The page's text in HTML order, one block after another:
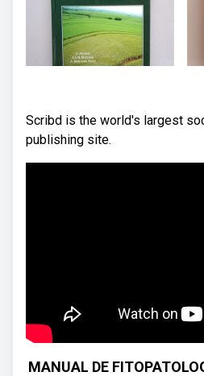
Scribd is the world's largest
publishing site.
MANUAL DE